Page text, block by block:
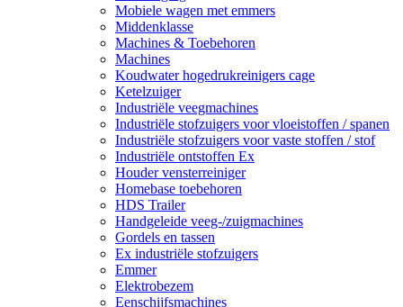
Mobiele wagen met emmers
Middenklasse
Machines & Toebehoren
Machines
Koudwater hogedrukreinigers cage
Ketelzuiger
Industriële veegmachines
Industriële stofzuigers voor vloeistoffen / spanen
Industriële stofzuigers voor vaste stoffen / stof
Industriële ontstoffen Ex
Houder vensterreiniger
Homebase toebehoren
HDS Trailer
Handgeleide veeg-/zuigmachines
Gordels en tassen
Ex industriële stofzuigers
Emmer
Elektrobezem
Eenschijfsmachines